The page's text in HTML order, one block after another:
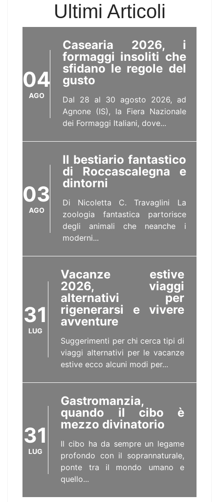
Ultimi Articoli
scegliere escursioni tra boschi...
04
AGO
Casearia 2026, i
formaggi insoliti che
sfidano le regole del
gusto
Dal 28 al 30 agosto 2026, ad
Agnone (IS), la Fiera Nazionale
dei Formaggi Italiani, dove...
03
AGO
Il bestiario fantastico
di Roccascalegna e
dintorni
Di Nicoletta C. Travaglini La
zoologia fantastica partorisce
degli animali che neanche i
moderni...
31
LUG
Vacanze estive
2026, viaggi
alternativi per
rigenerarsi e vivere
avventure
Suggerimenti per chi cerca tipi di
viaggi alternativi per le vacanze
estive ecco alcuni modi per...
31
LUG
Gastromanzia,
quando il cibo è
mezzo divinatorio
Il cibo ha da sempre un legame
profondo con il soprannaturale,
ponte tra il mondo umano e
quello...